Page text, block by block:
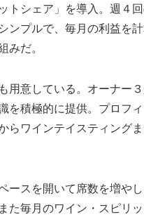
トシェア」を導入。週４
ンプルで、毎月の利益を
みだ。
用意している。オーナー
を積極的に提供。プロフ
らワインテイスティング
ースを開いて席数を増や
た毎月のワイン・スピリ